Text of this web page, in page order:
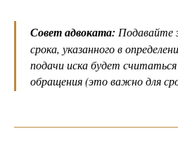
Совет адвоката: Подавайте
срока, указанного в
подачи иска будет считаться
обращения (это важно для